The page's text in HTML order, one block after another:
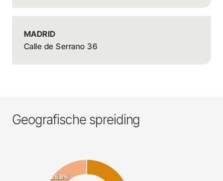
MADRID
Calle de Serrano 36
Geografische spreiding
26.8%